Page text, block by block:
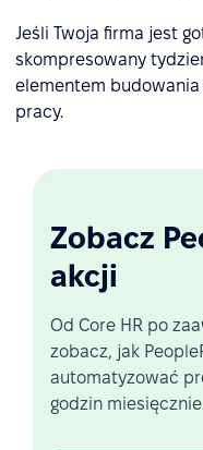
Jeśli Twoja firma jest
skompresowany
elementem
pracy.
Zobacz
akcji
Od Core HR po
zobacz, jak
automatyzować
godzin